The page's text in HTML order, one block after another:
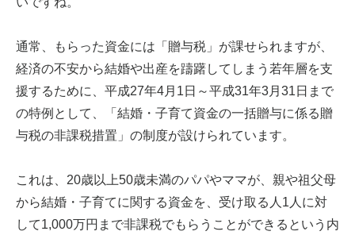
通常、もらった資金には「贈与税」が課せられますが、
経済の不安から結婚や出産を躊躇してしまう若年層を支
援するために、平成27年4月1日～平成31年3月31日まで
の特例として、「結婚・子育て資金の一括贈与に係る贈
与税の非課税措置」の制度が設けられています。
これは、20歳以上50歳未満のパパやママが、親や祖父母
から結婚・子育てに関する資金を、受け取る人1人に対
して1,000万円まで非課税でもらうことができるという内